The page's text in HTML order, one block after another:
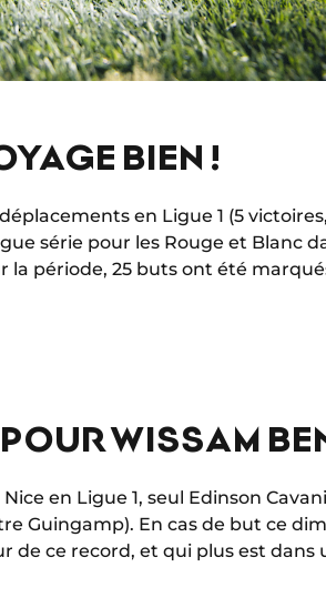
BIEN !
en Ligue 1 (5
série pour les Rouge et Blanc
la période, 25 buts ont été
WISSAM
en Ligue 1, seul Edinson
Guingamp). En cas de but ce
ce record, et qui plus est dans